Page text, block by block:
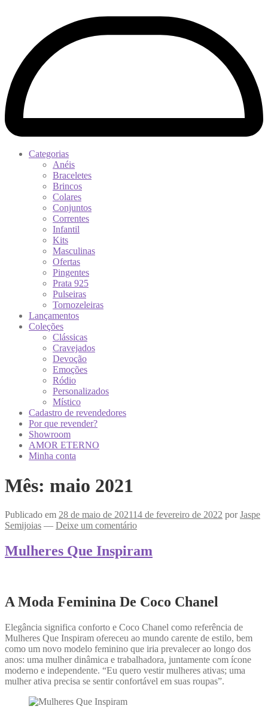
Categorias
Anéis
Braceletes
Brincos
Colares
Conjuntos
Correntes
Infantil
Kits
Masculinas
Ofertas
Pingentes
Prata 925
Pulseiras
Tornozeleiras
Lançamentos
Coleções
Clássicas
Cravejados
Devoção
Emoções
Ródio
Personalizados
Místico
Cadastro de revendedores
Por que revender?
Showroom
AMOR ETERNO
Minha conta
Mês: maio 2021
Publicado em 28 de maio de 202114 de fevereiro de 2022 porJaspe
Semijoias — Deixe um comentário
Mulheres Que Inspiram
A Moda Feminina De Coco Chanel
Elegância significa conforto e Coco Chanel como referência de
Mulheres Que Inspiram ofereceu ao mundo carente de estilo, bem
como um novo modelo feminino que iria prevalecer ao longo dos
anos: uma mulher dinâmica e trabalhadora, juntamente com ícone
moderno e independente. “Eu quero vestir mulheres ativas; uma
mulher ativa precisa se sentir confortável em suas roupas”.